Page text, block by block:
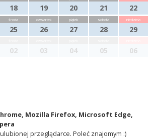
18 19 20 21 22
środa
25
czwartek
26
piątek
27
sobota
28
niedziela
29
02 03 04 05 06
Mozilla Firefox, Microsoft Edge,
ulubionej przeglądarce. Poleć znajomym :)